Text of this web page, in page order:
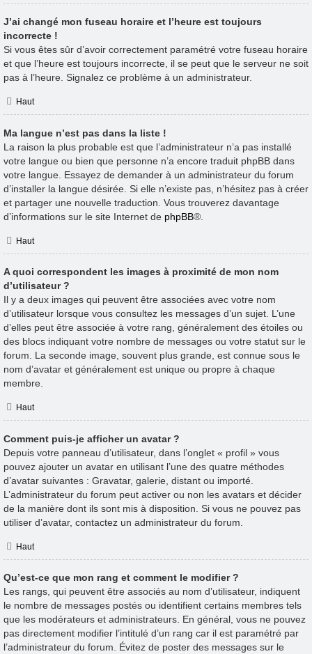
J’ai changé mon fuseau horaire et l’heure est toujours
incorrecte !
Si vous êtes sûr d’avoir correctement paramétré votre fuseau horaire
et que l’heure est toujours incorrecte, il se peut que le serveur ne soit
pas à l’heure. Signalez ce problème à un administrateur.
Haut
Ma langue n’est pas dans la liste !
La raison la plus probable est que l’administrateur n’a pas installé
votre langue ou bien que personne n’a encore traduit phpBB dans
votre langue. Essayez de demander à un administrateur du forum
d’installer la langue désirée. Si elle n’existe pas, n’hésitez pas à créer
et partager une nouvelle traduction. Vous trouverez davantage
d’informations sur le site Internet de phpBB®.
Haut
A quoi correspondent les images à proximité de mon nom
d’utilisateur ?
Il y a deux images qui peuvent être associées avec votre nom
d’utilisateur lorsque vous consultez les messages d’un sujet. L’une
d’elles peut être associée à votre rang, généralement des étoiles ou
des blocs indiquant votre nombre de messages ou votre statut sur le
forum. La seconde image, souvent plus grande, est connue sous le
nom d’avatar et généralement est unique ou propre à chaque
membre.
Haut
Comment puis-je afficher un avatar ?
Depuis votre panneau d’utilisateur, dans l’onglet « profil » vous
pouvez ajouter un avatar en utilisant l’une des quatre méthodes
d’avatar suivantes : Gravatar, galerie, distant ou importé.
L’administrateur du forum peut activer ou non les avatars et décider
de la manière dont ils sont mis à disposition. Si vous ne pouvez pas
utiliser d’avatar, contactez un administrateur du forum.
Haut
Qu’est-ce que mon rang et comment le modifier ?
Les rangs, qui peuvent être associés au nom d’utilisateur, indiquent
le nombre de messages postés ou identifient certains membres tels
que les modérateurs et administrateurs. En général, vous ne pouvez
pas directement modifier l’intitulé d’un rang car il est paramétré par
l’administrateur du forum. Évitez de poster des messages sur le